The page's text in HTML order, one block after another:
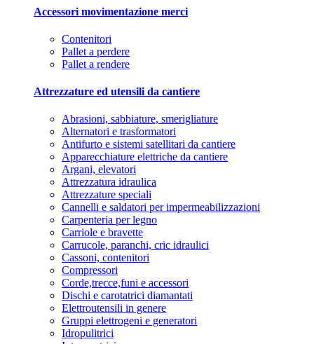
Accessori movimentazione merci
Contenitori
Pallet a perdere
Pallet a rendere
Attrezzature ed utensili da cantiere
Abrasioni, sabbiature, smerigliature
Alternatori e trasformatori
Antifurto e sistemi satellitari da cantiere
Apparecchiature elettriche da cantiere
Argani, elevatori
Attrezzatura idraulica
Attrezzature speciali
Cannelli e saldatori per impermeabilizzazioni
Carpenteria per legno
Carriole e bravette
Carrucole, paranchi, cric idraulici
Cassoni, contenitori
Compressori
Corde,trecce,funi e accessori
Dischi e carotatrici diamantati
Elettroutensili in genere
Gruppi elettrogeni e generatori
Idropulitrici